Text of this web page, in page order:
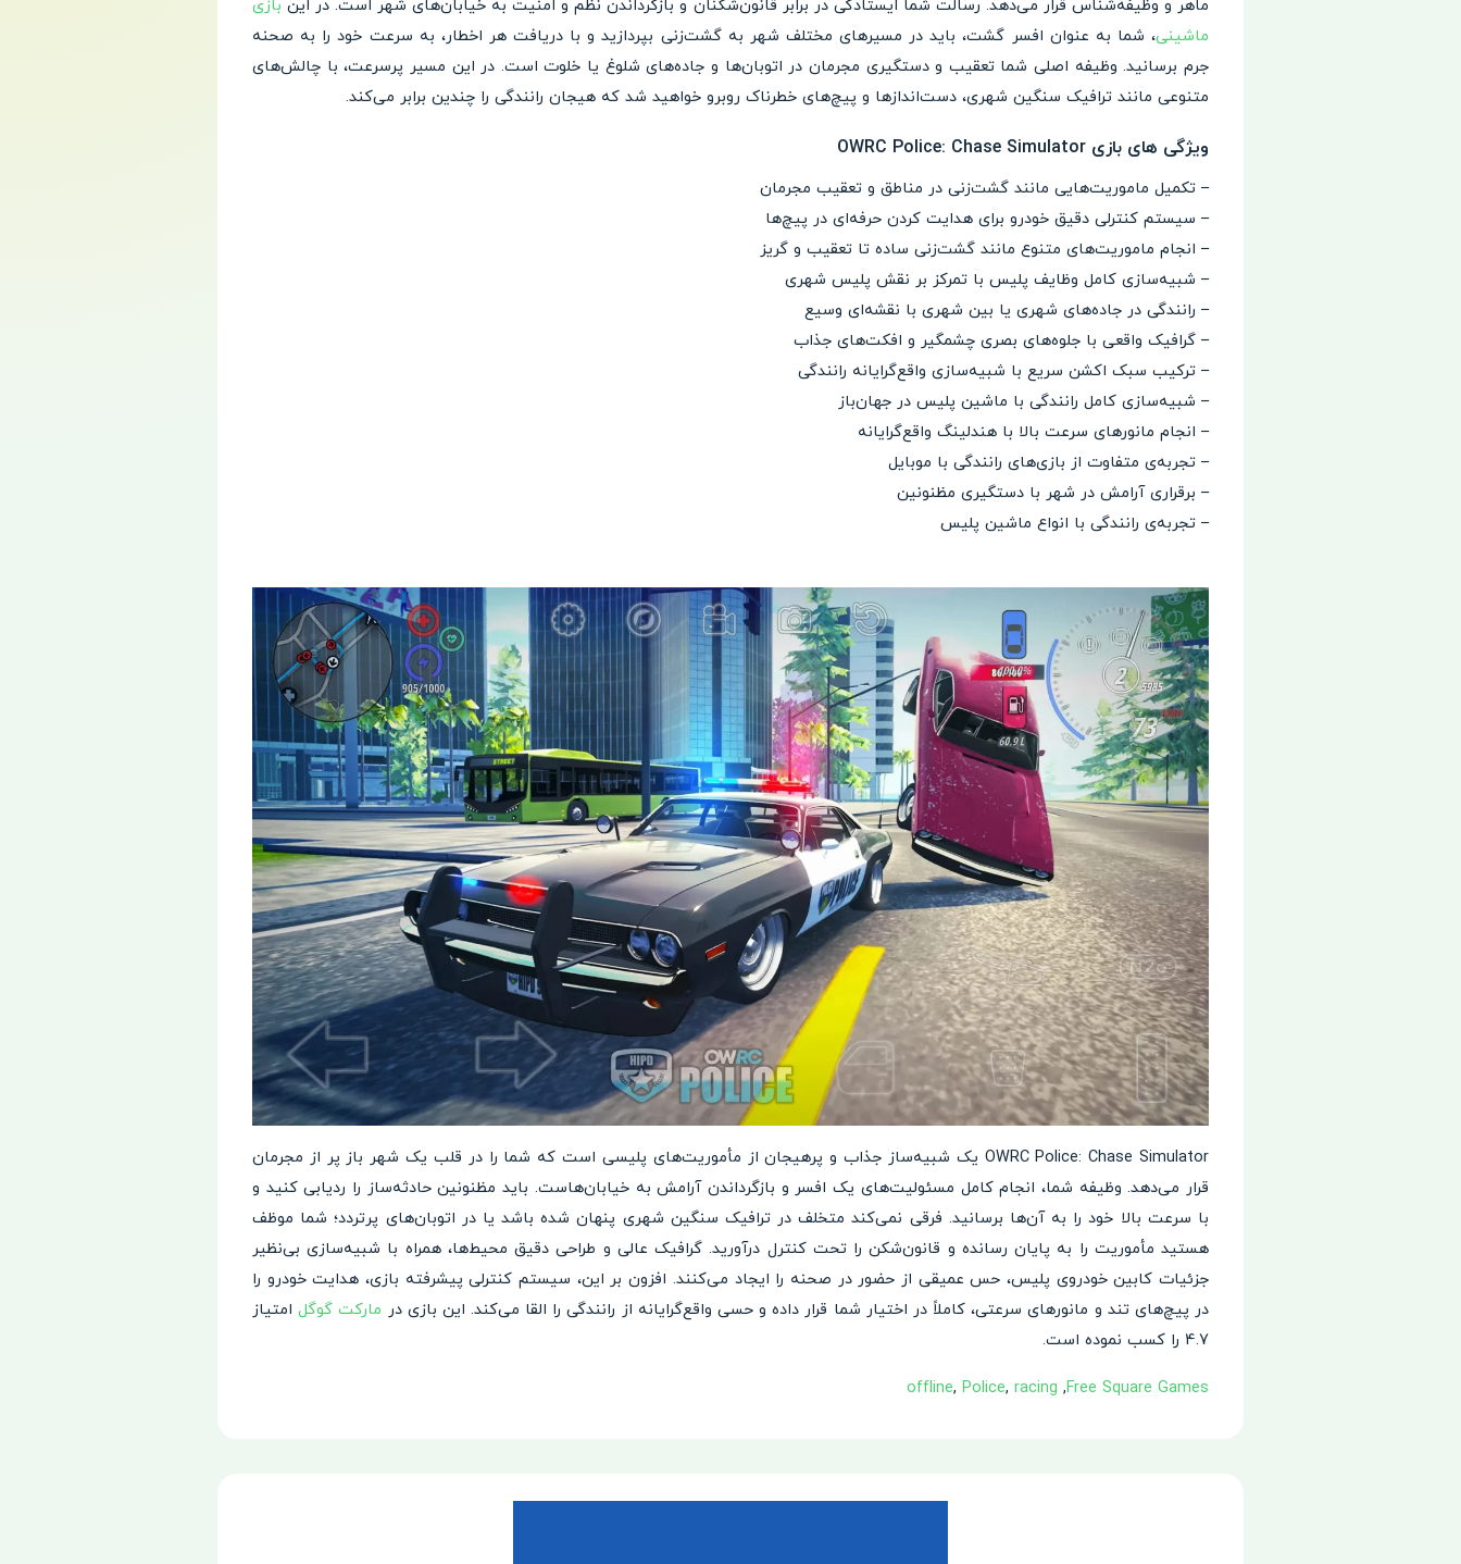
ماهر و وظیفه‌شناس قرار می‌دهد. رسالت شما ایستادگی در برابر قانون‌شکنان و بازگرداندن نظم و امنیت به خیابان‌های شهر است. در این بازی
ماشینی، شما به عنوان افسر گشت، باید در مسیرهای مختلف شهر به گشت‌زنی بپردازید و با دریافت هر اخطار، به سرعت خود را به صحنه
جرم برسانید. وظیفه اصلی شما تعقیب و دستگیری مجرمان در اتوبان‌ها و جاده‌های شلوغ یا خلوت است. در این مسیر پرسرعت، با چالش‌های
متنوعی مانند ترافیک سنگین شهری، دست‌اندازها و پیچ‌های خطرناک روبرو خواهید شد که هیجان رانندگی را چندین برابر می‌کند.
ویژگی های بازی OWRC Police: Chase Simulator
– تکمیل ماموریت‌هایی مانند گشت‌زنی در مناطق و تعقیب مجرمان
– سیستم کنترلی دقیق خودرو برای هدایت کردن حرفه‌ای در پیچ‌ها
– انجام ماموریت‌های متنوع مانند گشت‌زنی ساده تا تعقیب‌ و گریز
– شبیه‌سازی کامل وظایف پلیس با تمرکز بر نقش پلیس شهری
– رانندگی در جاده‌های شهری یا بین شهری با نقشه‌ای وسیع
– گرافیک واقعی با جلوه‌های بصری چشمگیر و افکت‌های جذاب
– ترکیب سبک اکشن سریع با شبیه‌سازی واقع‌گرایانه رانندگی
– شبیه‌سازی کامل رانندگی با ماشین پلیس در جهان‌باز
– انجام مانورهای سرعت بالا با هندلینگ واقع‌گرایانه
– تجربه‌ی متفاوت از بازی‌های رانندگی با موبایل
– برقراری آرامش در شهر با دستگیری مظنونین
– تجربه‌ی رانندگی با انواع ماشین پلیس
OWRC Police: Chase Simulator یک شبیه‌ساز جذاب و پرهیجان از مأموریت‌های پلیسی است که شما را در قلب یک شهر باز پر از مجرمان
قرار می‌دهد. وظیفه شما، انجام کامل مسئولیت‌های یک افسر و بازگرداندن آرامش به خیابان‌هاست. باید مظنونین حادثه‌ساز را ردیابی کنید و
با سرعت بالا خود را به آن‌ها برسانید. فرقی نمی‌کند متخلف در ترافیک سنگین شهری پنهان شده باشد یا در اتوبان‌های پرتردد؛ شما موظف
هستید مأموریت را به پایان رسانده و قانون‌شکن را تحت کنترل درآورید. گرافیک عالی و طراحی دقیق محیط‌ها، همراه با شبیه‌سازی بی‌نظیر
جزئیات کابین خودروی پلیس، حس عمیقی از حضور در صحنه را ایجاد می‌کنند. افزون بر این، سیستم کنترلی پیشرفته بازی، هدایت خودرو را
در پیچ‌های تند و مانورهای سرعتی، کاملاً در اختیار شما قرار داده و حسی واقع‌گرایانه از رانندگی را القا می‌کند. این بازی در مارکت گوگلامتیاز
4.7 را کسب نموده است.
Free Square Games‏
,
offline, Police, racing